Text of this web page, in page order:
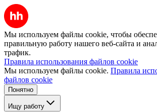
Мы используем файлы cookie, чтобы
правильную работу нашего веб-сайта и
трафик.
Правила использования файлов cookie
Мы используем файлы cookie. Правила
файлов cookie
Понятно
Ищу работу